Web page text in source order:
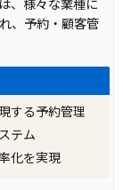
、予約・顧客管
する予約管理
テム
化を実現